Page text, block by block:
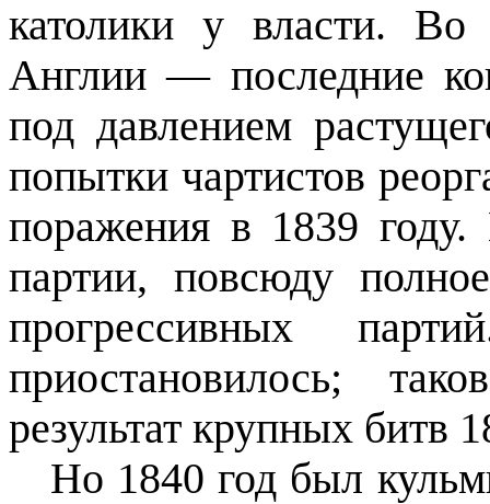
католики у власти.
Англии — последние
под давлением
попытки чартистов
поражения в 1839
партии, повсюду
прогрессивных
приостанови­лось;
результат крупных битв
Но 1840 год был